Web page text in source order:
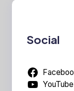
Social
YouTube